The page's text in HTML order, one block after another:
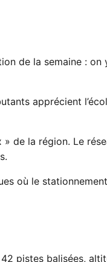
de la semaine : on
apprécient
de la région. Le
où le
pistes balisées,